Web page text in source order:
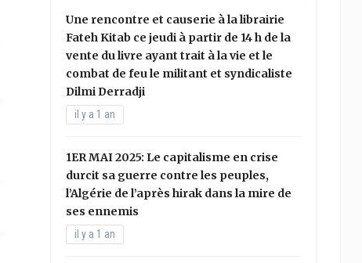
Une rencontre et causerie à la librairie
Fateh Kitab ce jeudi à partir de 14 h de la
vente du livre ayant trait à la vie et le
combat de feu le militant et syndicaliste
Dilmi Derradji
il y a 1 an
1ER MAI 2025: Le capitalisme en crise
durcit sa guerre contre les peuples,
l’Algérie de l’après hirak dans la mire de
ses ennemis
il y a 1 an